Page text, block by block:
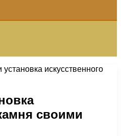
установка искусственного
своими